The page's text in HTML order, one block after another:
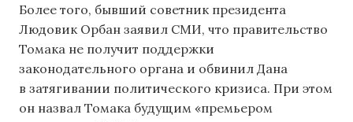
Более того, бывший советник президента
Людовик Орбан заявил СМИ, что правительство
Томака не получит поддержки
законодательного органа и обвинил Дана
в затягивании политического кризиса. При этом
он назвал Томака будущим «премьером